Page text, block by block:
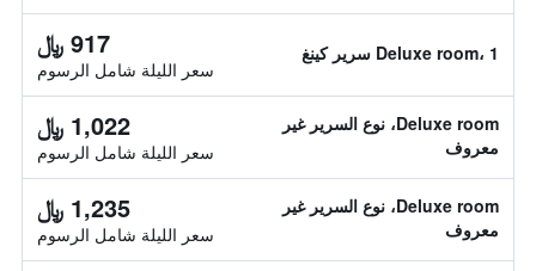
Deluxe room، 1 سرير كينغ 917 ﷼
سعر الليلة شامل الرسوم
Deluxe room، نوع السرير غير
معروف
1,022 ﷼
سعر الليلة شامل الرسوم
Deluxe room، نوع السرير غير
معروف
1,235 ﷼
سعر الليلة شامل الرسوم